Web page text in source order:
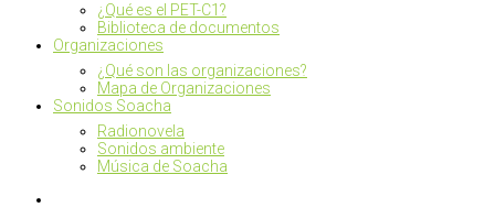
¿Qué es el PET-C1?
Biblioteca de documentos
Organizaciones
¿Qué son las organizaciones?
Mapa de Organizaciones
Sonidos Soacha
Radionovela
Sonidos ambiente
Música de Soacha